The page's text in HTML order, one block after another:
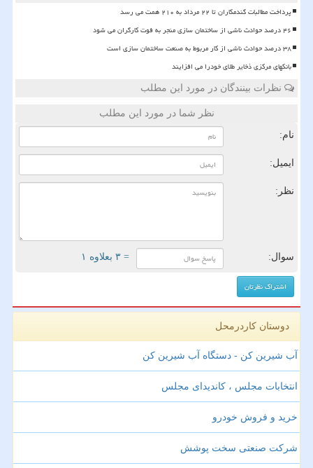
پرداخت مطالبات گندمکاران تا ۲۲ مرداد به ۲۱۰ همت می رسد
۴۶ درصد حوادث ناشی از ساختمان سازی منجر به فوت کارگران می شود
۳۸ درصد حوادث ناشی از کار مربوط به صنعت ساختمان سازی است
بانکهای مرکزی ذخایر طلای خودرا می افزایند
نظرات بینندگان در مورد این مطلب
نظر شما در مورد این مطلب
نام:
ایمیل:
نظر:
سوال: = ۳ بعلاوه ۱
دوستان کاردرمحل
آب شیرین کن - دستگاه آب شیرین کن
انتخابات مجلس ، کاندیدای مجلس
خرید و فروش خودرو
شرکت صنعتی سخت پوشش